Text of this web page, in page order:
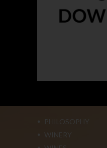
PHILOSOPHY
WINERY